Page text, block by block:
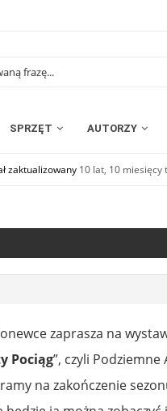
SPRZĘT AUTORZY
zaktualizowany 10 lat, 10 miesięcy
zaprasza na
Pociąg”, czyli
na zakończenie